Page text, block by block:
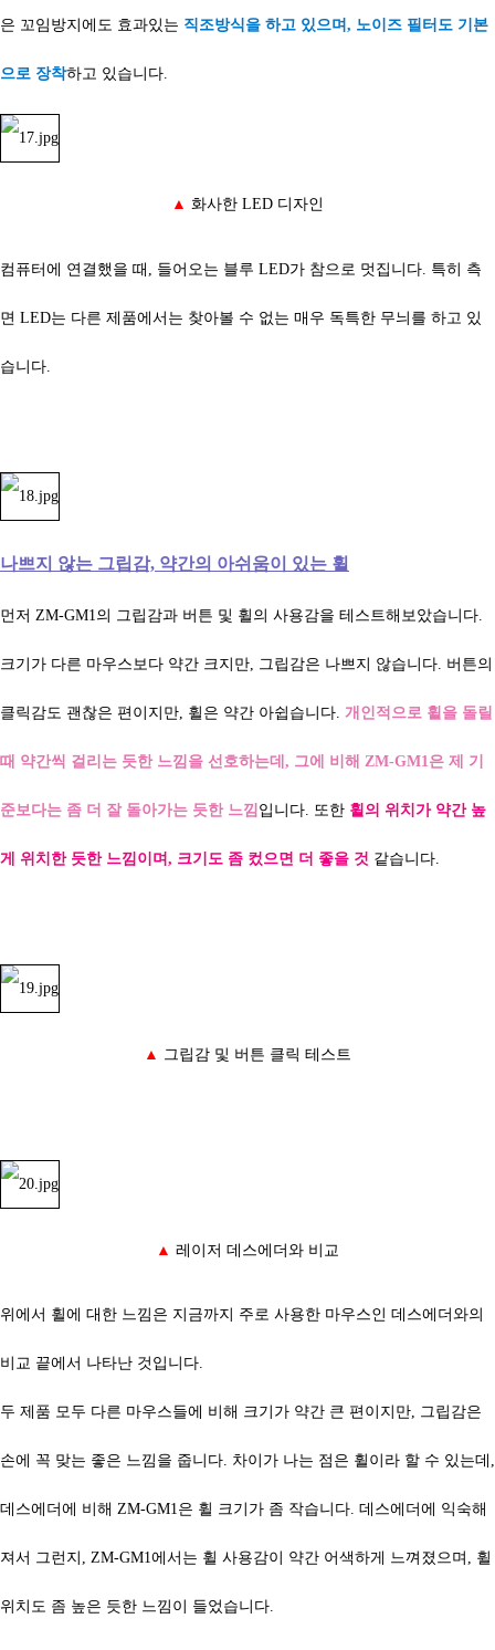
은 꼬임방지에도 효과있는 직조방식을 하고 있으며, 노이즈 필터도 기본
으로 장착하고 있습니다.
▲ 화사한 LED 디자인
컴퓨터에 연결했을 때, 들어오는 블루 LED가 참으로 멋집니다. 특히 측
면 LED는 다른 제품에서는 찾아볼 수 없는 매우 독특한 무늬를 하고 있
습니다.
나쁘지 않는 그립감, 약간의 아쉬움이 있는 휠
먼저 ZM-GM1의 그립감과 버튼 및 휠의 사용감을 테스트해보았습니다.
크기가 다른 마우스보다 약간 크지만, 그립감은 나쁘지 않습니다. 버튼의
클릭감도 괜찮은 편이지만, 휠은 약간 아쉽습니다. 개인적으로 휠을 돌릴
때 약간씩 걸리는 듯한 느낌을 선호하는데, 그에 비해 ZM-GM1은 제 기
준보다는 좀 더 잘 돌아가는 듯한 느낌 입니다. 또한 휠의 위치가 약간 높
게 위치한 듯한 느낌이며, 크기도 좀 컸으면 더 좋을 것 같습니다.
▲ 그립감 및 버튼 클릭 테스트
▲ 레이저 데스에더와 비교
위에서 휠에 대한 느낌은 지금까지 주로 사용한 마우스인 데스에더와의
비교 끝에서 나타난 것입니다.
두 제품 모두 다른 마우스들에 비해 크기가 약간 큰 편이지만, 그립감은
손에 꼭 맞는 좋은 느낌을 줍니다. 차이가 나는 점은 휠이라 할 수 있는데,
데스에더에 비해 ZM-GM1은 휠 크기가 좀 작습니다. 데스에더에 익숙해
져서 그런지, ZM-GM1에서는 휠 사용감이 약간 어색하게 느껴졌으며, 휠
위치도 좀 높은 듯한 느낌이 들었습니다.